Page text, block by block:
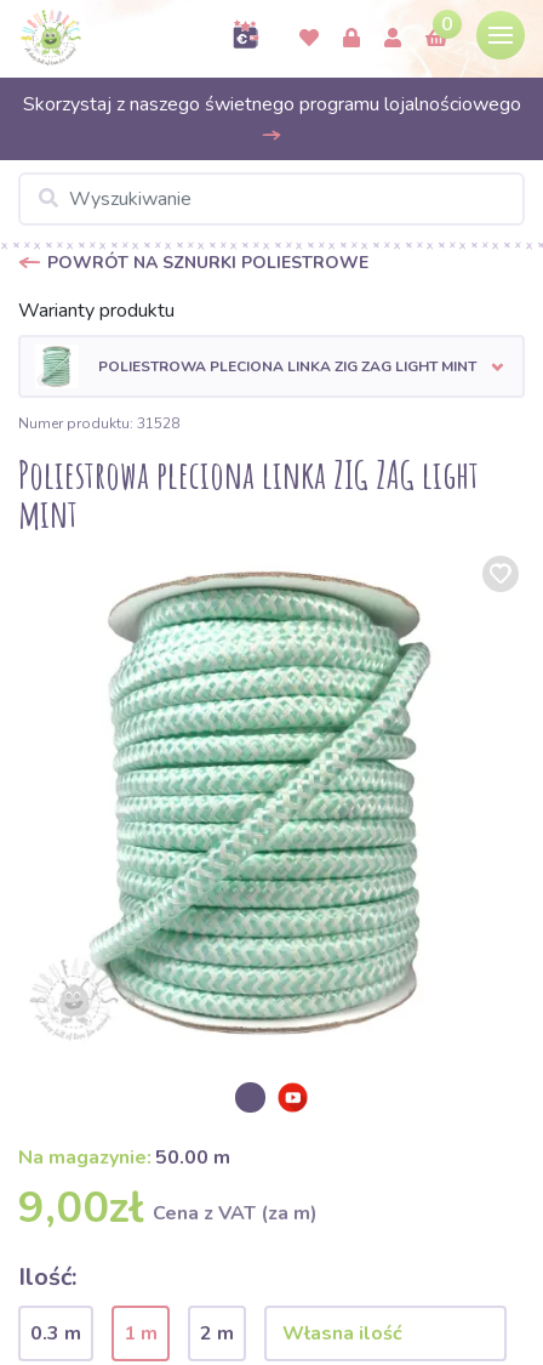
0
Skorzystaj z naszego świetnego programu lojalnościowego
POWRÓT NA SZNURKI POLIESTROWE
Warianty produktu
POLIESTROWA PLECIONA LINKA ZIG ZAG LIGHT MINT
Numer produktu: 31528
Poliestrowa pleciona linka ZIG ZAG light
mint
Na magazynie: 50.00 m
9,00zł Cena z VAT (za m)
Ilość:
0.3 m 1 m
2 m